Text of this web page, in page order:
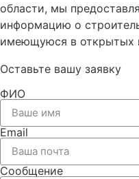
области, мы
информацию о
имеющуюся в открытых
Оставьте вашу заявку
ФИО
Email
Сообщение